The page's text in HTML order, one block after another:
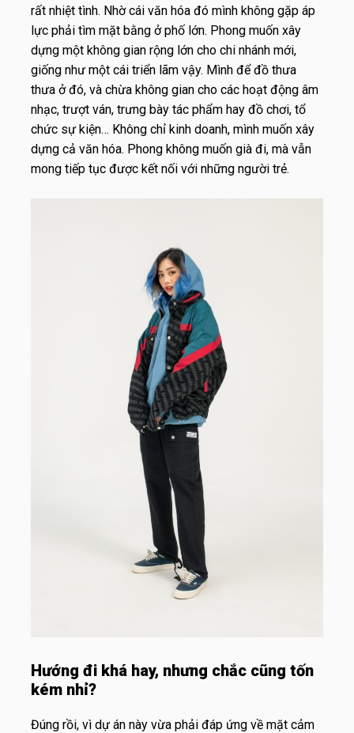
rất nhiệt tình. Nhờ cái văn hóa đó mình không gặp áp
lực phải tìm mặt bằng ở phố lớn. Phong muốn xây
dựng một không gian rộng lớn cho chi nhánh mới,
giống như một cái triển lãm vậy. Mình để đồ thưa
thưa ở đó, và chừa không gian cho các hoạt động âm
nhạc, trượt ván, trưng bày tác phẩm hay đồ chơi, tổ
chức sự kiện… Không chỉ kinh doanh, mình muốn xây
dựng cả văn hóa. Phong không muốn già đi, mà vẫn
mong tiếp tục được kết nối với những người trẻ.
Hướng đi khá hay, nhưng chắc cũng tốn
kém nhỉ?
Đúng rồi, vì dự án này vừa phải đáp ứng về mặt cảm